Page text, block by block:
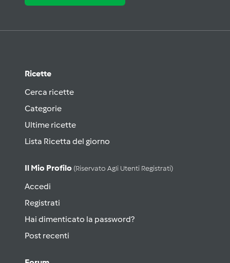
Ricette
Cerca ricette
Categorie
Ultime ricette
Lista Ricetta del giorno
Il Mio Profilo (riservato Agli Utenti Registrati)
Accedi
Registrati
Hai dimenticato la password?
Post recenti